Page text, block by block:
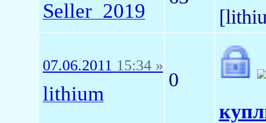
Seller_2019
07.06.2011 15:34 »
lithium
0